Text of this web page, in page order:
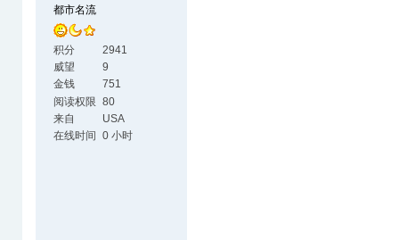
都市名流
积分
2941
威望
9
金钱
751
阅读权限 80
来自
USA
在线时间
0 小时